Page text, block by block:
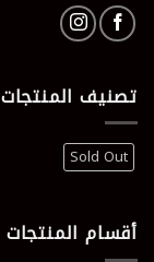
تصنيف المنتجات
Sold Out
أقسام المنتجات